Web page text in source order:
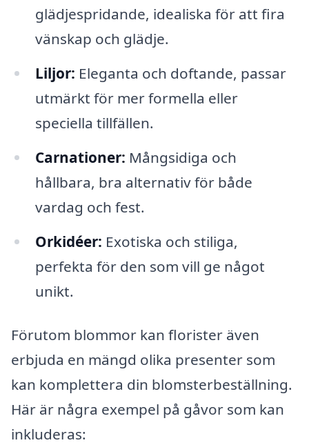
glädjespridande, idealiska för att fira
vänskap och glädje.
Liljor: Eleganta och doftande, passar
utmärkt för mer formella eller
speciella tillfällen.
Carnationer: Mångsidiga och
hållbara, bra alternativ för både
vardag och fest.
Orkidéer: Exotiska och stiliga,
perfekta för den som vill ge något
unikt.
Förutom blommor kan florister även
erbjuda en mängd olika presenter som
kan komplettera din blomsterbeställning.
Här är några exempel på gåvor som kan
inkluderas: